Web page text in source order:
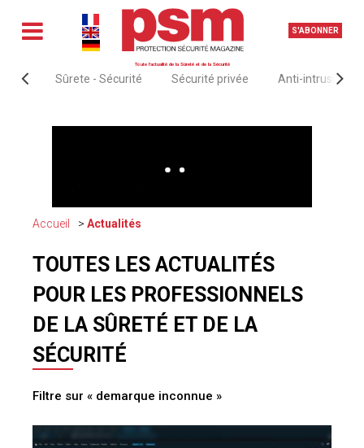
S'ABONNER
Toute l'actualité de la Sûreté et de la Sécurité
Sûrete - Sécurité Sécurité privée Anti-intrusion &
Accueil Actualités
TOUTES LES ACTUALITÉS
POUR LES PROFESSIONNELS
DE LA SÛRETÉ ET DE LA
SÉCURITÉ
Filtre sur « demarque inconnue »